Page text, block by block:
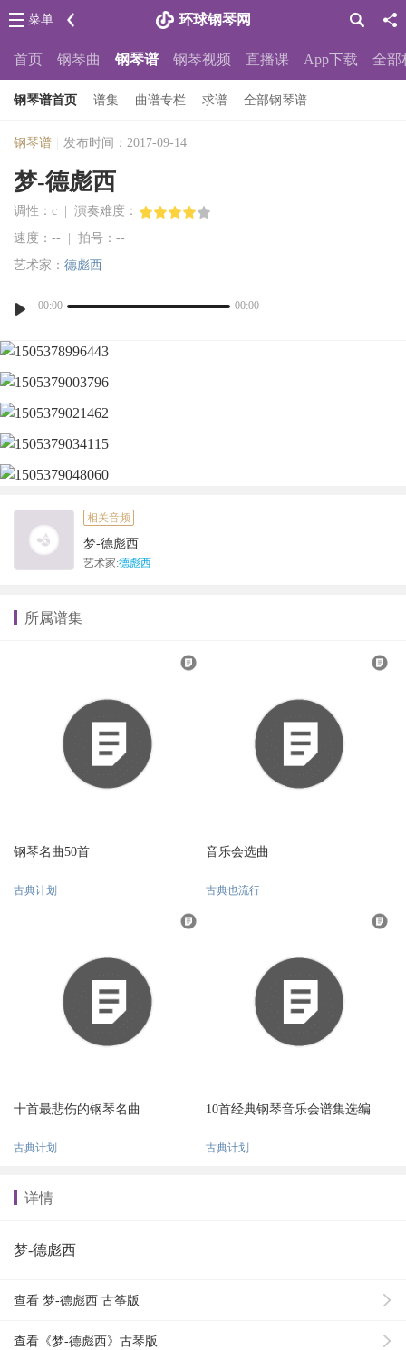
环球钢琴网
菜单
首页 钢琴曲 钢琴谱 钢琴视频 直播课 App下载 全部
钢琴谱首页 谱集 曲谱专栏 求谱 全部钢琴谱
钢琴谱 发布时间：2017-09-14
梦-德彪西
调性：c | 演奏难度：
速度：-- | 拍号：--
艺术家： 德彪西
00:00 00:00
相关音频
梦-德彪西
艺术家:德彪西
所属谱集
钢琴名曲50首
古典计划
音乐会选曲
古典也流行
十首最悲伤的钢琴名曲
古典计划
10首经典钢琴音乐会谱集选编
古典计划
详情
梦-德彪西
查看 梦-德彪西 古筝版
查看《梦-德彪西》古琴版